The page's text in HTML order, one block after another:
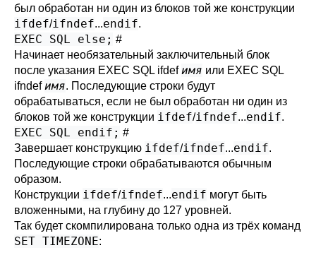
был обработан ни один из блоков той же конструкции
ifdef/ifndef...endif.
EXEC SQL else; #
Начинает необязательный заключительный блок
после указания EXEC SQL ifdefимя или EXEC SQL
ifndefимя. Последующие строки будут
обрабатываться, если не был обработан ни один из
блоков той же конструкции ifdef/ifndef...endif.
EXEC SQL endif; #
Завершает конструкцию ifdef/ifndef...endif.
Последующие строки обрабатываются обычным
образом.
Конструкции ifdef/ifndef...endif могут быть
вложенными, на глубину до 127 уровней.
Так будет скомпилирована только одна из трёх команд
SET TIMEZONE: